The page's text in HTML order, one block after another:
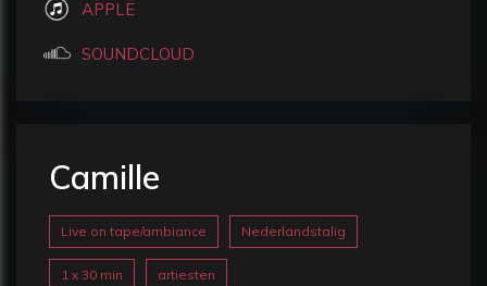
APPLE
SOUNDCLOUD
Camille
Live on tape/ambiance Nederlandstalig
1 x 30 min artiesten